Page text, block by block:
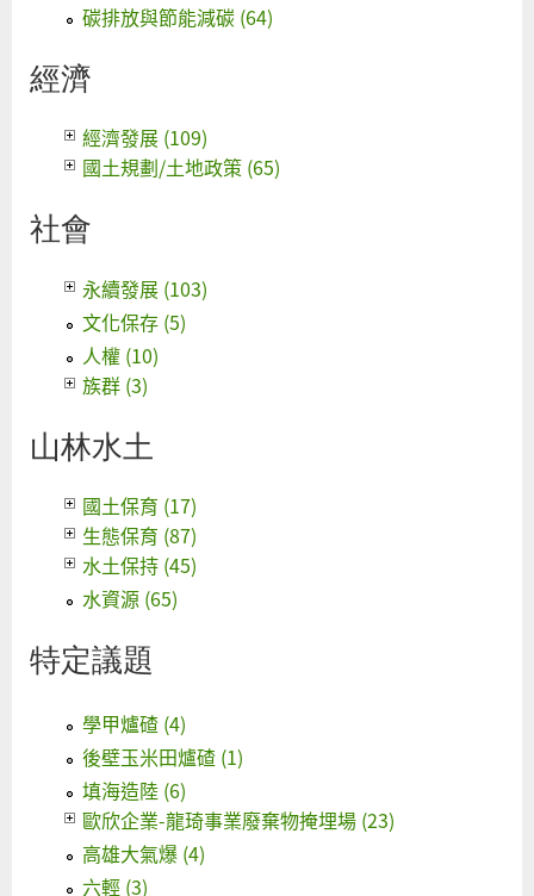
碳排放與節能減碳 (64)
經濟
經濟發展 (109)
國土規劃/土地政策 (65)
社會
永續發展 (103)
文化保存 (5)
人權 (10)
族群 (3)
山林水土
國土保育 (17)
生態保育 (87)
水土保持 (45)
水資源 (65)
特定議題
學甲爐碴 (4)
後壁玉米田爐碴 (1)
填海造陸 (6)
歐欣企業-龍琦事業廢棄物掩埋場 (23)
高雄大氣爆 (4)
六輕 (3)